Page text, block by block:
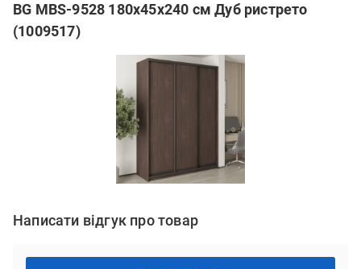
BG MBS-9528 180х45х240 см Дуб ристрето
(1009517)
Написати відгук про товар